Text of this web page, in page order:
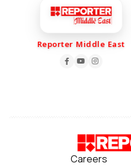
Reporter Middle East
Careers